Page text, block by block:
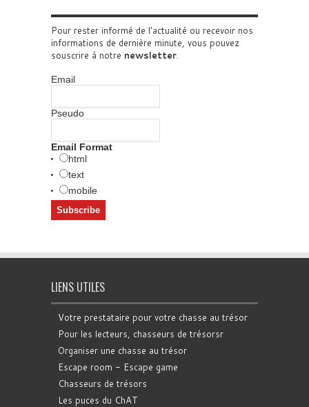
Pour rester informé de l'actualité ou recevoir nos
informations de dernière minute, vous pouvez
souscrire à notre newsletter.
Email
Pseudo
Email Format
html
text
mobile
LIENS UTILES
Votre prestataire pour votre chasse au trésor
Pour les lecteurs, chasseurs de trésorsr
Organiser une chasse au trésor
Escape room - Escape game
Chasseurs de trésors
Les puces du ChAT